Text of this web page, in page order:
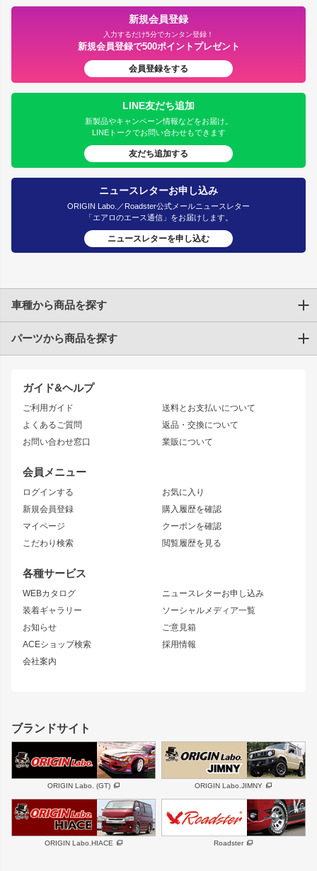
新規会員登録
入力するだけ5分でカンタン登録！
新規会員登録で500ポイントプレゼント
会員登録をする
LINE友だち追加
新製品やキャンペーン情報などをお届け。
LINEトークでお問い合わせもできます
友だち追加する
ニュースレターお申し込み
ORIGIN Labo.／Roadster公式メールニュースレター
「エアロのエース通信」をお届けします。
ニュースレターを申し込む
ガイド&ヘルプ
ご利用ガイド
よくあるご質問
お問い合わせ窓口
送料とお支払いについて
返品・交換について
業販について
会員メニュー
ログインする
新規会員登録
マイページ
こだわり検索
お気に入り
購入履歴を確認
クーポンを確認
閲覧履歴を見る
各種サービス
WEBカタログ
装着ギャラリー
お知らせ
ACEショップ検索
会社案内
ニュースレターお申し込み
ソーシャルメディア一覧
ご意見箱
採用情報
車種から商品を探す
トヨタ
JZX90 CHASER
JZX110 MARK II
JZX100 MARK II
JZX90 MARK II
トレノ
マークX
アリスト
ソアラ
アルテッツァ
ニッサン
S15 シルビア
S14 シルビア 後期
S13 シルビア
180SX
シルエイティ
ワンビア
ローレル
セフィーロ
キャラバン
スズキ
GS350
SC
スバル 三菱
デリカ D:5
軽自動車 汎用
パーツから商品を探す
エアロシリーズ
ドリフトライン
風神
雷神
レーシングライン
アタックライン
ストリームライン
リアウイング
ジムニーパーツ
ホイール
MUD-S7
MUD-SR7
まつど家 鉄漢
ボンネット
フェンダー
サイドパーツ
リアゲート
メンテナンスパーツ
ハイエースパーツ
ホイール
DAYTONA-RS
DAYTONA-RS NEO
エアロシリーズ
ブランドサイト
ORIGIN Labo. (GT) ORIGIN Labo.JIMNY
ORIGIN Labo.HIACE Roadster